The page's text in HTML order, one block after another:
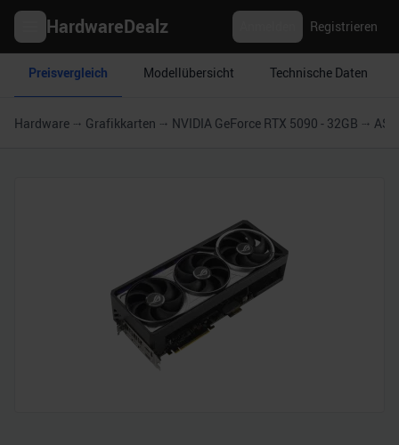
HardwareDealz Registrieren
Preisvergleich Modellübersicht Technische Daten
Hardware Grafikkarten NVIDIA GeForce RTX 5090 - 32GB